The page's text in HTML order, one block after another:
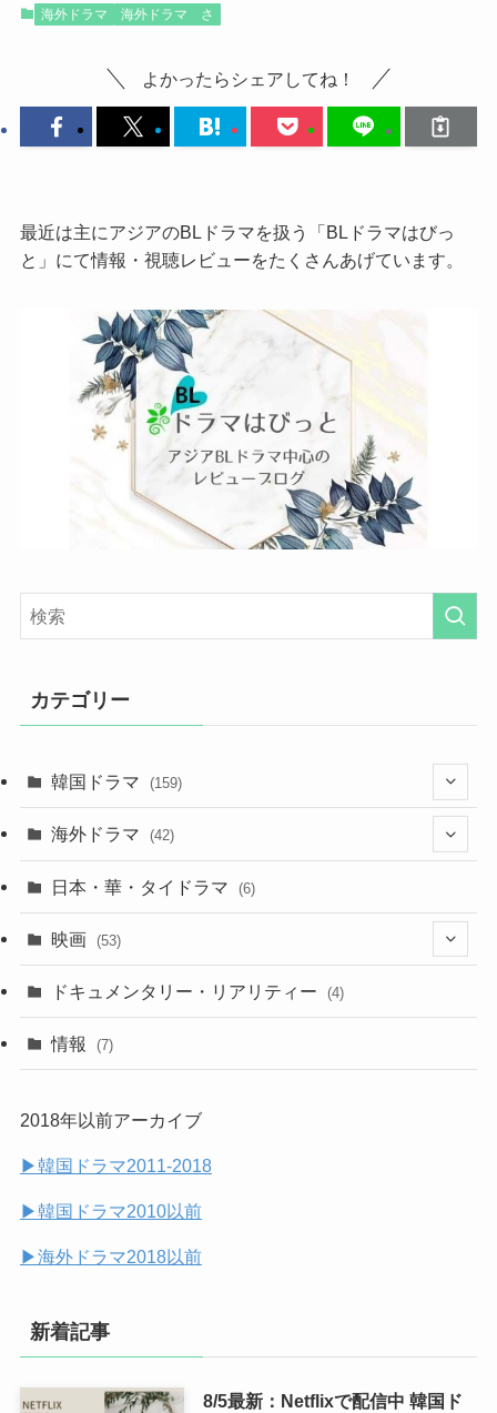
海外ドラマ 海外ドラマ さ
よかったらシェアしてね！
最近は主にアジアのBLドラマを扱う「BLドラマはびっ
と」にて情報・視聴レビューをたくさんあげています。
カテゴリー
韓国ドラマ (159)
(25)
(27)
(32)
(25)
海外ドラマ (42)
(7)
日本・華・タイドラマ (6)
映画 (53)
(9)
(14)
(7)
ドキュメンタリー・リアリティー (4)
情報 (7)
2018年以前アーカイブ
▶︎韓国ドラマ2011-2018
▶︎韓国ドラマ2010以前
▶︎海外ドラマ2018以前
新着記事
8/5最新：Netflixで配信中 韓国ド